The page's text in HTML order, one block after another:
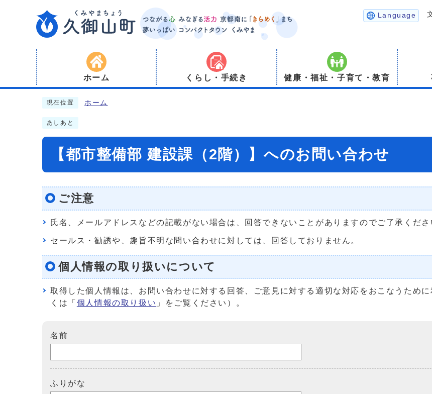
Language
ホーム くらし・手続き 健康・福祉・子育て・教育
現在位置 ホーム
あしあと
【都市整備部 建設課（2階）】へのお問い合わせ
ご注意
氏名、メールアドレスなどの記載がない場合は、回答できないことがありますのでご了承くださ
セールス・勧誘や、趣旨不明な問い合わせに対しては、回答しておりません。
個人情報の取り扱いについて
取得した個人情報は、お問い合わせに対する回答、ご意見に対する適切な対応をおこなうため
くは「 個人情報の取り扱い 」をご覧ください）。
名前
ふりがな